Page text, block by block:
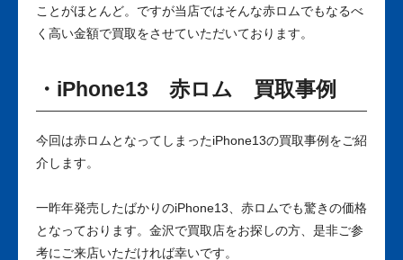
ことがほとんど。ですが当店ではそんな赤ロムでもなるべ
く高い金額で買取をさせていただいております。
・iPhone13 赤ロム 買取事例
今回は赤ロムとなってしまったiPhone13の買取事例をご紹
介します。
一昨年発売したばかりのiPhone13、赤ロムでも驚きの価格
となっております。金沢で買取店をお探しの方、是非ご参
考にご来店いただければ幸いです。